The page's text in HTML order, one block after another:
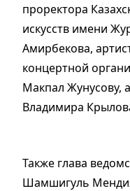
проректора
искусств имени
Амирбекова,
концертной
Макпал Жунусову,
Владимира
Также глава
Шамшигуль